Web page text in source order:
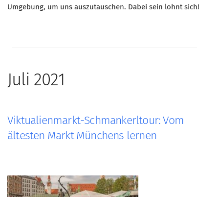
Mitglied werden
Umgebung, um uns auszutauschen. Dabei sein lohnt sich!
Juli 2021
Viktualienmarkt-Schmankerltour: Vom
ältesten Markt Münchens lernen